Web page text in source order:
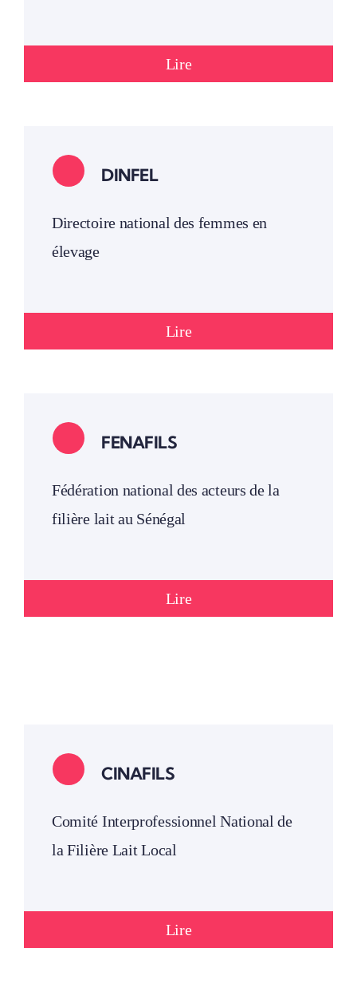
Lire
DINFEL
Directoire national des femmes en
élevage
Lire
FENAFILS
Fédération national des acteurs de la
filière lait au Sénégal
Lire
CINAFILS
Comité Interprofessionnel National de
la Filière Lait Local
Lire